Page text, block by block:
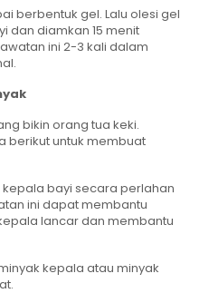
berbentuk gel. Lalu olesi gel
dan diamkan 15 menit
ini 2-3 kali dalam
bikin orang tua keki.
berikut untuk membuat
bayi secara perlahan
ini dapat membantu
lancar dan membantu
kepala atau minyak